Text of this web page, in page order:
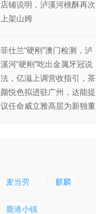
店铺说明，泸溪河桃酥再次
上架山姆
菲仕兰“硬刚”澳门检测，泸
溪河“硬刚”吃出金属牙冠说
法，亿滋上调营收指引，茶
颜悦色拟进驻广州，达能提
议任命威立雅高层为新独董
麦当劳 麒麟
鹿港小镇